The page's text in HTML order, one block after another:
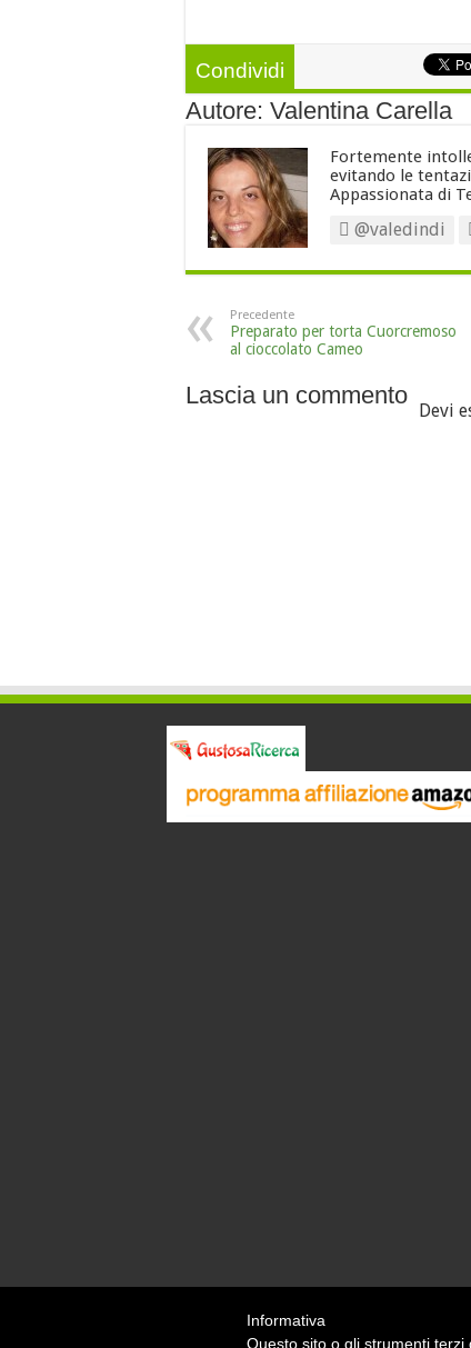
Condividi
Autore: Valentina Carella
Fortemente
evitando le
Appassionata di
@valedindi
Precedente
Preparato per torta Cuorcremoso
al cioccolato Cameo
Lascia un commento
Devi
Informativa
Questo sito o gli strumenti